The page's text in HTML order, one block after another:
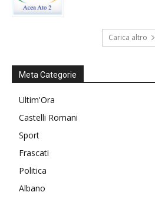
Carica altro
Meta Categorie
Ultim'Ora
Castelli Romani
Sport
Frascati
Politica
Albano